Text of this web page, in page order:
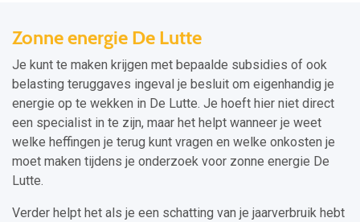
Zonne energie De Lutte
Je kunt te maken krijgen met bepaalde subsidies of ook
belasting teruggaves ingeval je besluit om eigenhandig je
energie op te wekken in De Lutte. Je hoeft hier niet direct
een specialist in te zijn, maar het helpt wanneer je weet
welke heffingen je terug kunt vragen en welke onkosten je
moet maken tijdens je onderzoek voor zonne energie De
Lutte.
Verder helpt het als je een schatting van je jaarverbruik hebt